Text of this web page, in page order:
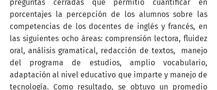
preguntas cerradas que permitió cuantificar en
porcentajes la percepción de los alumnos sobre las
competencias de los docentes de inglés y francés, en
las siguientes ocho áreas: comprensión lectora, fluidez
oral, análisis gramatical, redacción de textos, manejo
del programa de estudios, amplio vocabulario,
adaptación al nivel educativo que imparte y manejo de
tecnología. Como resultado, se obtuvo un promedio